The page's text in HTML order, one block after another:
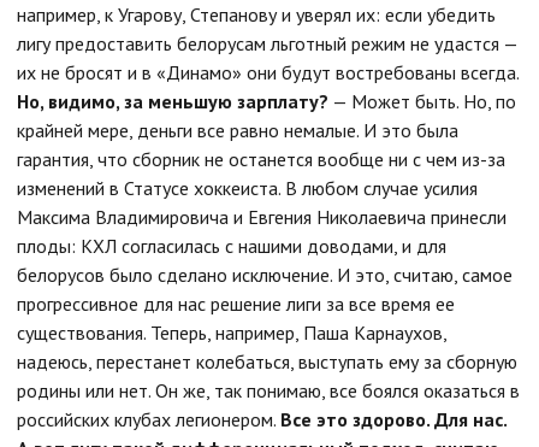
например, к Угарову, Степанову и уверял их: если убедить
лигу предоставить белорусам льготный режим не удастся —
их не бросят и в «Динамо» они будут востребованы всегда.
Но, видимо, за меньшую зарплату? — Может быть. Но, по
крайней мере, деньги все равно немалые. И это была
гарантия, что сборник не останется вообще ни с чем из-за
изменений в Статусе хоккеиста. В любом случае усилия
Максима Владимировича и Евгения Николаевича принесли
плоды: КХЛ согласилась с нашими доводами, и для
белорусов было сделано исключение. И это, считаю, самое
прогрессивное для нас решение лиги за все время ее
существования. Теперь, например, Паша Карнаухов,
надеюсь, перестанет колебаться, выступать ему за сборную
родины или нет. Он же, так понимаю, все боялся оказаться в
российских клубах легионером. Все это здорово. Для нас.